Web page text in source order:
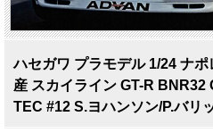
ハセガワ プラモデル 1/24 ナポ
産 スカイライン GT-R BNR32
TEC #12 S.ヨハンソン/P.バリ